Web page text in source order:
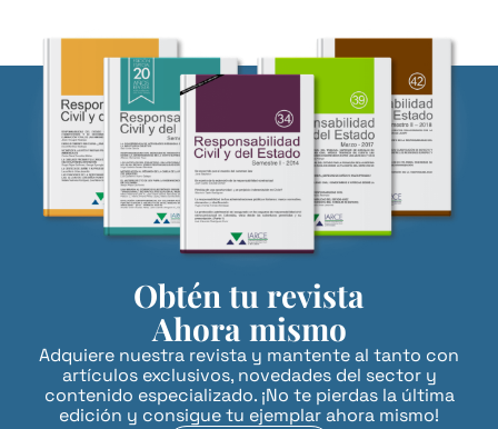
Obtén tu revista
Ahora mismo
Adquiere nuestra revista y mantente al tanto con
artículos exclusivos, novedades del sector y
contenido especializado. ¡No te pierdas la última
edición y consigue tu ejemplar ahora mismo!